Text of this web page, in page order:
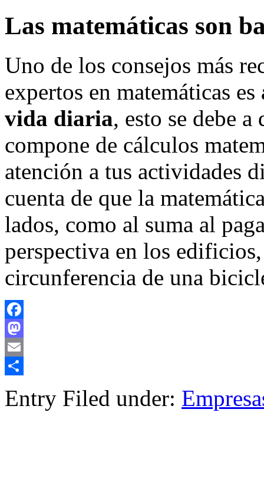
Las matemáticas son
Uno de los consejos más
expertos en matemáticas es
vida diaria, esto se debe
compone de cálculos
atención a tus actividades
cuenta de que la
lados, como al suma al
perspectiva en los
circunferencia de una
Facebook
Mastodon
Email
Entry Filed under: